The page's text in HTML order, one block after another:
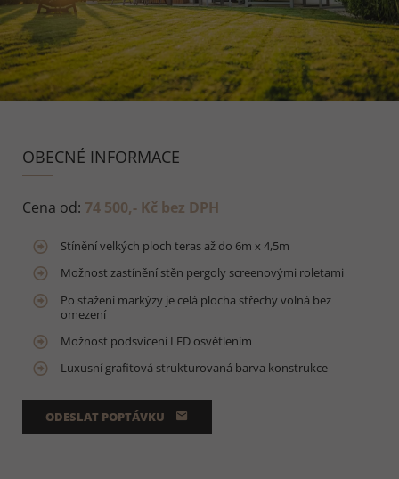
OBECNÉ INFORMACE
Cena od: 74 500,- Kč bez DPH
Stínění velkých ploch teras až do 6m x 4,5m
Možnost zastínění stěn pergoly screenovými roletami
Po stažení markýzy je celá plocha střechy volná bez
omezení
Možnost podsvícení LED osvětlením
Luxusní grafitová strukturovaná barva konstrukce
ODESLAT POPTÁVKU